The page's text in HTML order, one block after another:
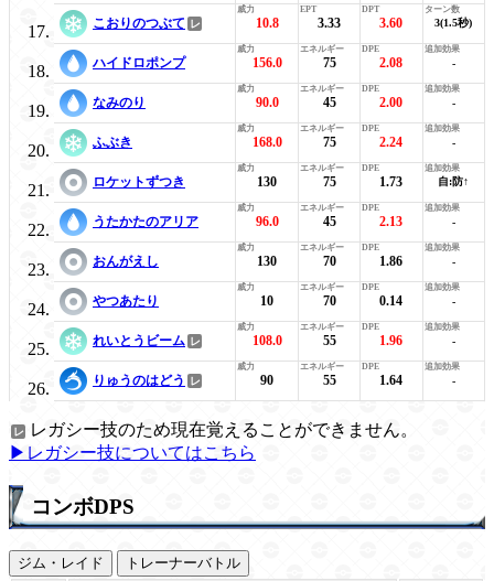
こおりのつぶて 10.8 3.33 3.60 3(1.5秒)
ハイドロポンプ 156.0 75 2.08 -
なみのり 90.0 45 2.00 -
ふぶき 168.0 75 2.24 -
ロケットずつき 130 75 1.73 自:防↑
うたかたのアリア 96.0 45 2.13 -
おんがえし 130 70 1.86 -
やつあたり 10 70 0.14 -
れいとうビーム 108.0 55 1.96 -
りゅうのはどう 90 55 1.64 -
レガシー技のため現在覚えることができません。
▶レガシー技についてはこちら
コンボDPS
ジム・レイド トレーナーバトル